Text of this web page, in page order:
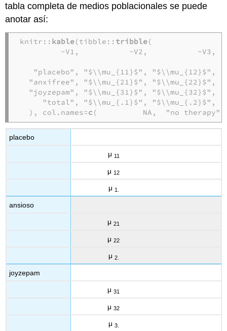
tabla completa de medios poblacionales se puede
anotar así:
knitr:: kable(tibble:: tribble(
~V1,           ~V2,           ~V3,
"placebo", "$\\mu_{11}$", "$\\mu_{12}$",
"anxifree", "$\\mu_{21}$", "$\\mu_{22}$",
"joyzepam", "$\\mu_{31}$", "$\\mu_{32}$",
"total", "$\\mu_{.1}$", "$\\mu_{.2}$",
  ), col.names=
c (          NA,  "no
placebo
μ 11
μ 12
μ 1.
ansioso
μ 21
μ 22
μ 2.
joyzepam
μ 31
μ 32
μ 3.